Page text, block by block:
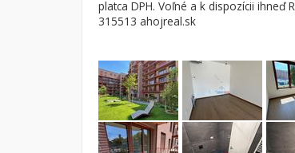
platca DPH. Voľné a k dispozícii ihneď
315513 ahojreal.sk